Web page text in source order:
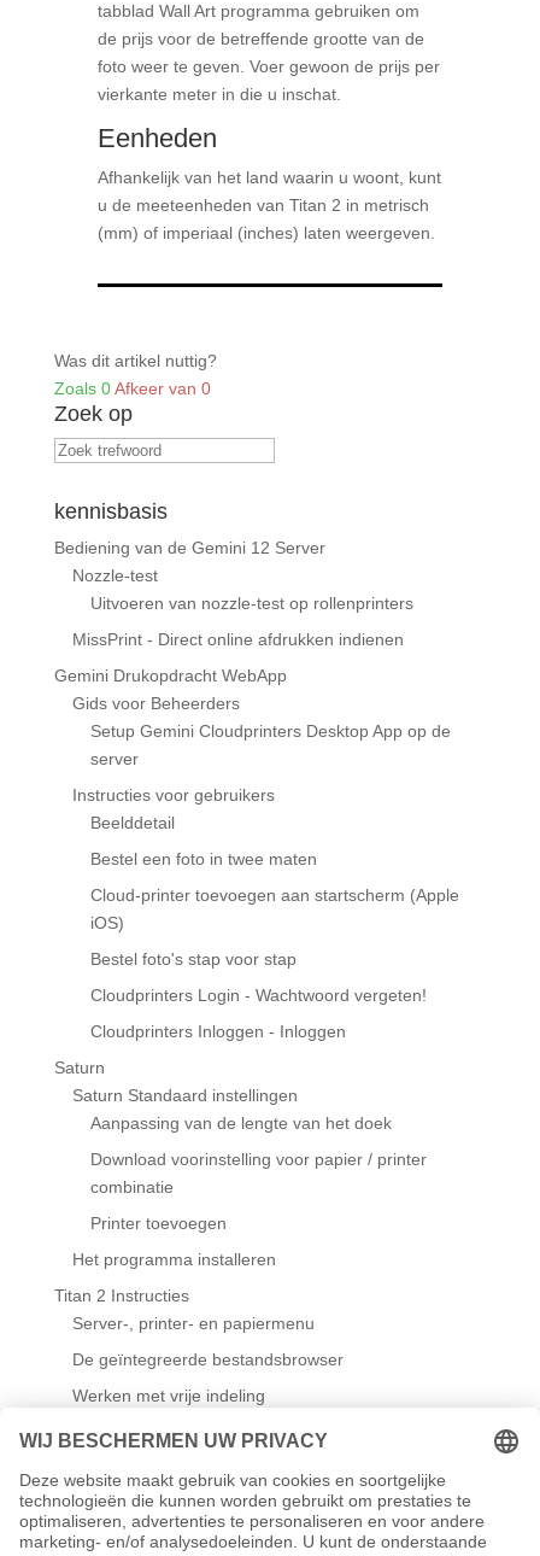
tabblad Wall Art programma gebruiken om
de prijs voor de betreffende grootte van de
foto weer te geven. Voer gewoon de prijs per
vierkante meter in die u inschat.
Eenheden
Afhankelijk van het land waarin u woont, kunt
u de meeteenheden van Titan 2 in metrisch
(mm) of imperiaal (inches) laten weergeven.
Was dit artikel nuttig?
Zoals 0Afkeer van 0
Zoek op
kennisbasis
Bediening van de Gemini 12 Server
Nozzle-test
Uitvoeren van nozzle-test op rollenprinters
MissPrint - Direct online afdrukken indienen
Gemini Drukopdracht WebApp
Gids voor Beheerders
Setup Gemini Cloudprinters Desktop App op de
server
Instructies voor gebruikers
Beelddetail
Bestel een foto in twee maten
Cloud-printer toevoegen aan startscherm (Apple
iOS)
Bestel foto's stap voor stap
Cloudprinters Login - Wachtwoord vergeten!
Cloudprinters Inloggen - Inloggen
Saturn
Saturn Standaard instellingen
Aanpassing van de lengte van het doek
Download voorinstelling voor papier / printer
combinatie
Printer toevoegen
Het programma installeren
Titan 2 Instructies
Server-, printer- en papiermenu
De geïntegreerde bestandsbrowser
Werken met vrije indeling
Wandmodule
Sjablonen maken/bewerken
Werken met sjablonen